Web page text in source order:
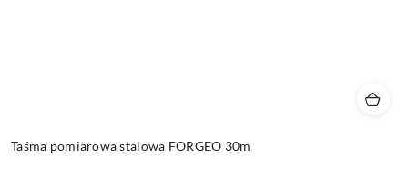
Taśma pomiarowa stalowa FORGEO 30m